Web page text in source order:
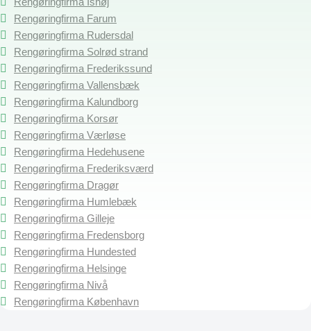
Rengøringfirma Farum
Rengøringfirma Rudersdal
Rengøringfirma Solrød strand
Rengøringfirma Frederikssund
Rengøringfirma Vallensbæk
Rengøringfirma Kalundborg
Rengøringfirma Korsør
Rengøringfirma Værløse
Rengøringfirma Hedehusene
Rengøringfirma Frederiksværd
Rengøringfirma Dragør
Rengøringfirma Humlebæk
Rengøringfirma Gilleje
Rengøringfirma Fredensborg
Rengøringfirma Hundested
Rengøringfirma Helsinge
Rengøringfirma Nivå
Rengøringfirma København